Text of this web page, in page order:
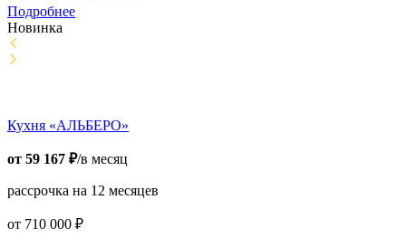
Подробнее
Новинка
Кухня «АЛЬБЕРО»
от 59 167 ₽/в месяц
рассрочка на 12 месяцев
от 710 000 ₽